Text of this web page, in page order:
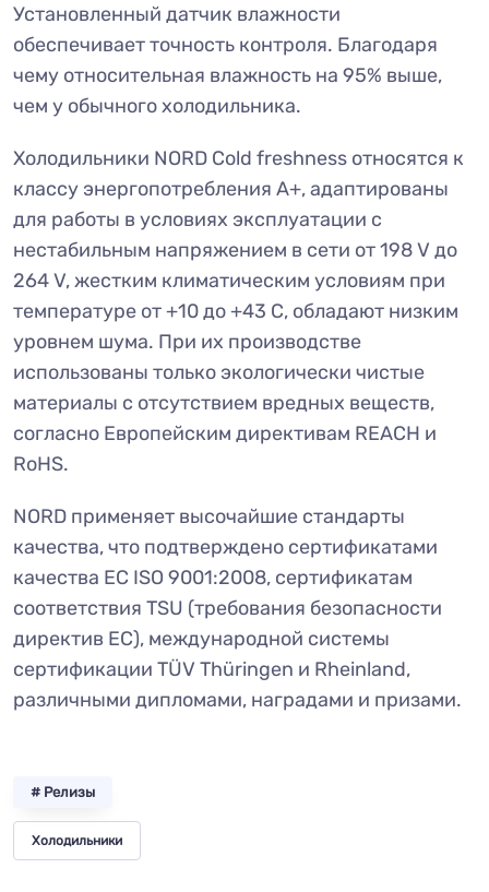
Установленный датчик влажности
обеспечивает точность контроля. Благодаря
чему относительная влажность на 95% выше,
чем у обычного холодильника.
Холодильники NORD Cold freshness относятся к
классу энергопотребления А+, адаптированы
для работы в условиях эксплуатации с
нестабильным напряжением в сети от 198 V до
264 V, жестким климатическим условиям при
температуре от +10 до +43 С, обладают низким
уровнем шума. При их производстве
использованы только экологически чистые
материалы с отсутствием вредных веществ,
согласно Европейским директивам REACH и
RoHS.
NORD применяет высочайшие стандарты
качества, что подтверждено сертификатами
качества ЕС ISO 9001:2008, сертификатам
соответствия TSU (требования безопасности
директив ЕС), международной системы
сертификации TÜV Thüringen и Rheinland,
различными дипломами, наградами и призами.
# Релизы
Холодильники